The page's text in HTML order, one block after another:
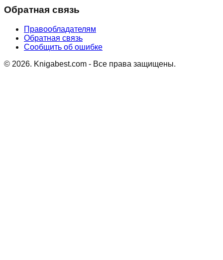
Обратная связь
Правообладателям
Обратная связь
Сообщить об ошибке
© 2026. Knigabest.com - Все права защищены.